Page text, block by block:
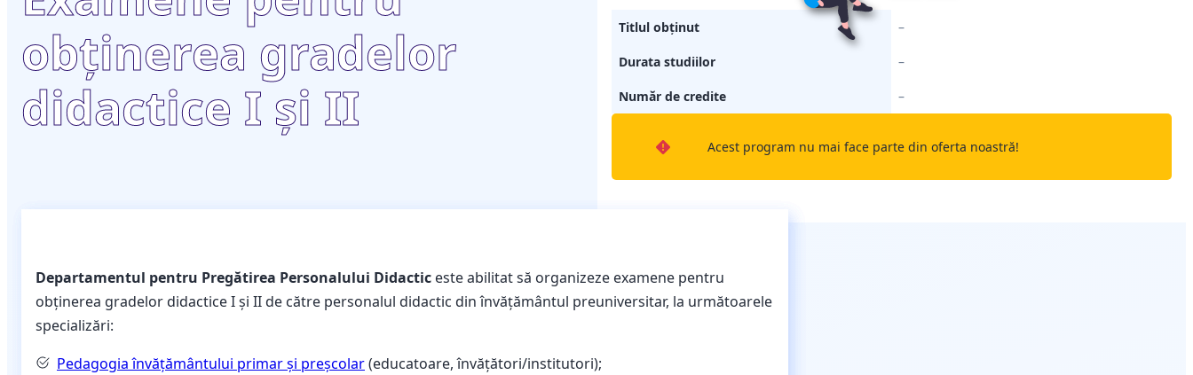
obținerea gradelor
didactice I și II
Titlul obținut –
Durata studiilor –
Număr de credite –
Acest program nu mai face parte din oferta noastră!
Departamentul pentru Pregătirea Personalului Didactic este abilitat să organizeze examene pentru
obținerea gradelor didactice I și II de către personalul didactic din învăţământul preuniversitar, la următoarele
specializări:
Pedagogia învățământului primar și preșcolar(educatoare, învățători/institutori);